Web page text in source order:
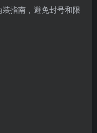
指南，避免封号和限